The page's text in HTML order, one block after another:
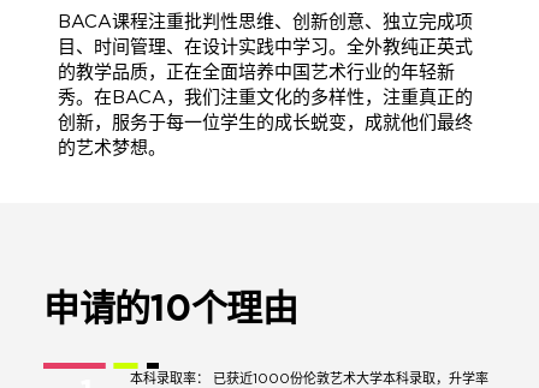
BACA课程注重批判性思维、创新创意、独立完成项
目、时间管理、在设计实践中学习。全外教纯正英式
的教学品质，正在全面培养中国艺术行业的年轻新
秀。在BACA，我们注重文化的多样性，注重真正的
创新，服务于每一位学生的成长蜕变，成就他们最终
的艺术梦想。
申请的10个理由
本科录取率： 已获近1000份伦敦艺术大学本科录取，升学率